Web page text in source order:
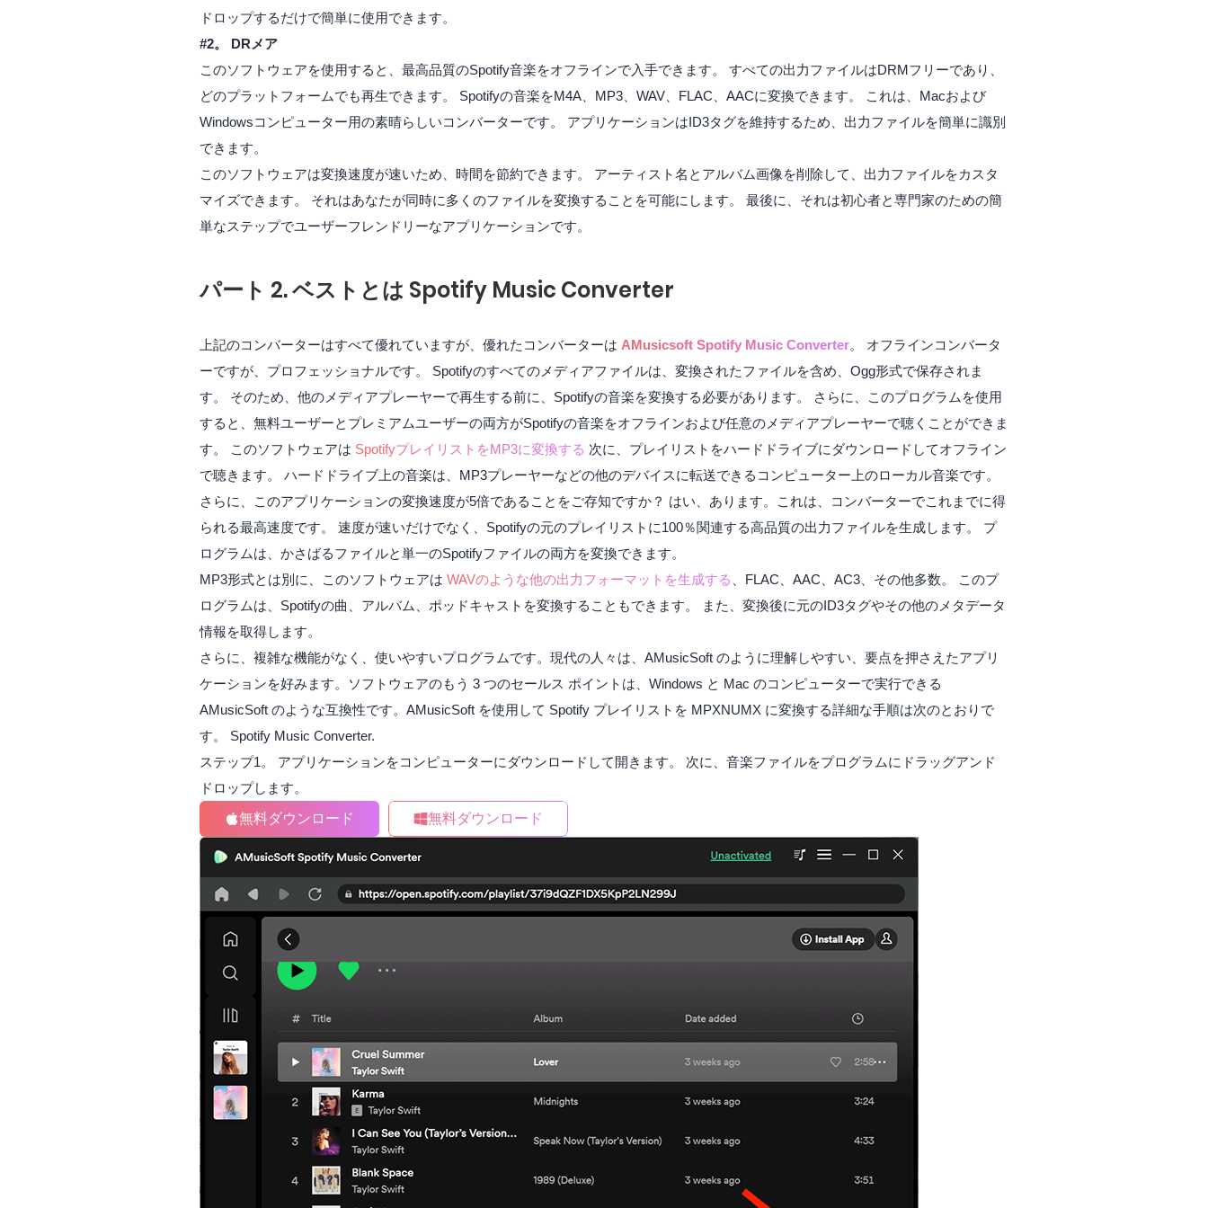
ドロップするだけで簡単に使用できます。
#2。
DRメア
このソフトウェアを使用すると、最高品質のSpotify音楽をオフラインで入手できます。 すべての出力ファイルはDRMフリーであり、
どのプラットフォームでも再生できます。 Spotifyの音楽をM4A、MP3、WAV、FLAC、AACに変換できます。 これは、Macおよび
Windowsコンピューター用の素晴らしいコンバーターです。 アプリケーションはID3タグを維持するため、出力ファイルを簡単に識別
できます。
このソフトウェアは変換速度が速いため、時間を節約できます。 アーティスト名とアルバム画像を削除して、出力ファイルをカスタ
マイズできます。 それはあなたが同時に多くのファイルを変換することを可能にします。 最後に、それは初心者と専門家のための簡
単なステップでユーザーフレンドリーなアプリケーションです。
パート 2. ベストとは Spotify Music Converter
上記のコンバーターはすべて優れていますが、優れたコンバーターは AMusicsoft Spotify Music Converter。 オフラインコンバータ
ーですが、プロフェッショナルです。 Spotifyのすべてのメディアファイルは、変換されたファイルを含め、Ogg形式で保存されま
す。 そのため、他のメディアプレーヤーで再生する前に、Spotifyの音楽を変換する必要があります。 さらに、このプログラムを使用
すると、無料ユーザーとプレミアムユーザーの両方がSpotifyの音楽をオフラインおよび任意のメディアプレーヤーで聴くことができま
す。 このソフトウェアは SpotifyプレイリストをMP3に変換する 次に、プレイリストをハードドライブにダウンロードしてオフライン
で聴きます。 ハードドライブ上の音楽は、MP3プレーヤーなどの他のデバイスに転送できるコンピューター上のローカル音楽です。
さらに、このアプリケーションの変換速度が5倍であることをご存知ですか？ はい、あります。これは、コンバーターでこれまでに得
られる最高速度です。 速度が速いだけでなく、Spotifyの元のプレイリストに100％関連する高品質の出力ファイルを生成します。 プ
ログラムは、かさばるファイルと単一のSpotifyファイルの両方を変換できます。
MP3形式とは別に、このソフトウェアは WAVのような他の出力フォーマットを生成する
、FLAC、AAC、AC3、その他多数。 このプ
ログラムは、Spotifyの曲、アルバム、ポッドキャストを変換することもできます。 また、変換後に元のID3タグやその他のメタデータ
情報を取得します。
さらに、複雑な機能がなく、使いやすいプログラムです。現代の人々は、AMusicSoft のように理解しやすい、要点を押さえたアプリ
ケーションを好みます。ソフトウェアのもう 3 つのセールス ポイントは、Windows と Mac のコンピューターで実行できる
AMusicSoft のような互換性です。AMusicSoft を使用して Spotify プレイリストを MPXNUMX に変換する詳細な手順は次のとおりで
す。 Spotify Music Converter.
ステップ1。 アプリケーションをコンピューターにダウンロードして開きます。 次に、音楽ファイルをプログラムにドラッグアンド
ドロップします。
無料ダウンロード 無料ダウンロード